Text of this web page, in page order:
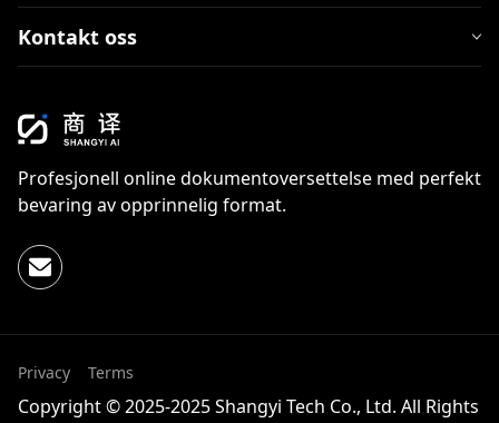
Kontakt oss
Profesjonell online dokumentoversettelse med perfekt
bevaring av opprinnelig format.
Privacy Terms
Copyright © 2025-2025 Shangyi Tech Co., Ltd. All Rights